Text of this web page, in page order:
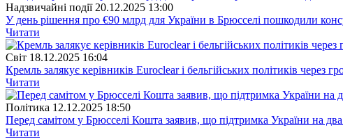
Надзвичайні події 20.12.2025 13:00
У день рішення про €90 млрд для України в Брюсселі пошкодили
Читати
Свiт 18.12.2025 16:04
Кремль залякує керівників Euroclear і бельгійських політиків через
Читати
Полiтика 12.12.2025 18:50
Перед самітом у Брюсселі Кошта заявив, що підтримка України на два
Читати